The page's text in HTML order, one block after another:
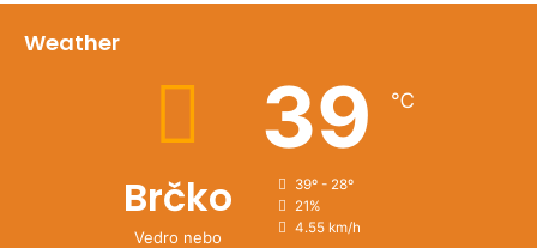
Weather
Brčko
Vedro nebo
39 ℃
39º - 28º
21%
4.55 km/h